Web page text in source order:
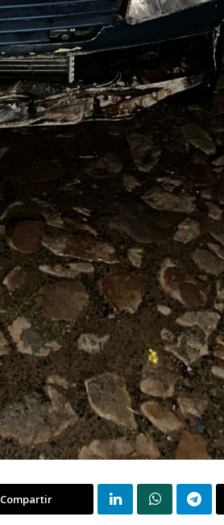
Compartir